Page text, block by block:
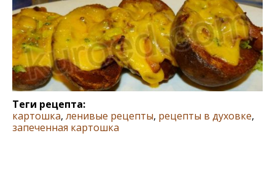
Теги рецепта:
картошка, ленивые рецепты, рецепты в духовке,
запеченная картошка